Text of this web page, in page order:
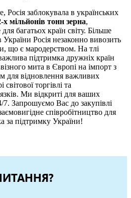
Росія заблокувала в українських
х мільйонів тонн зерна,
багатьох країн світу. Більше
України Росія незаконно вивозить
що є мародерством. На тлі
підтримка дружніх країн
мита в Європі на імпорт з
для відновлення важливих
торгівлі та
Ми відкриті для ваших
Запрошуємо Вас до закупівлі
співробітництво для
за підтримку України!